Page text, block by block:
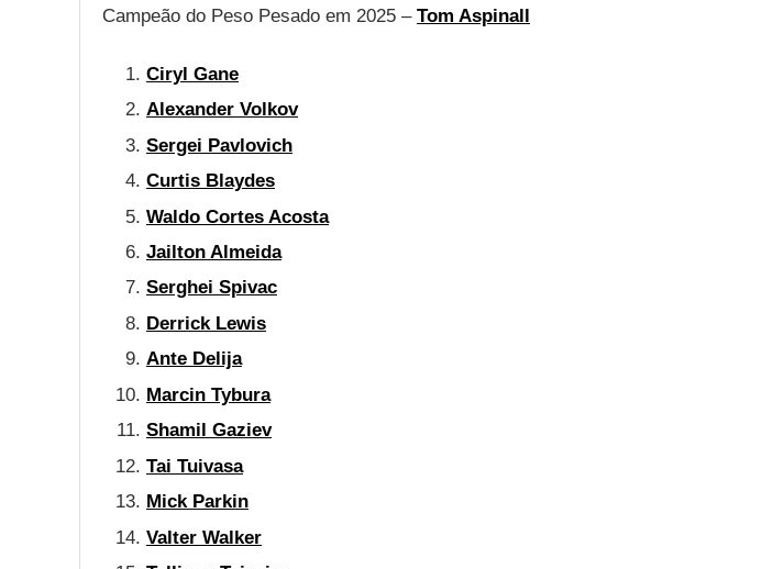
Campeão do Peso Pesado em 2025 – Tom Aspinall
Ciryl Gane
Alexander Volkov
Sergei Pavlovich
Curtis Blaydes
Waldo Cortes Acosta
Jailton Almeida
Serghei Spivac
Derrick Lewis
Ante Delija
Marcin Tybura
Shamil Gaziev
Tai Tuivasa
Mick Parkin
Valter Walker